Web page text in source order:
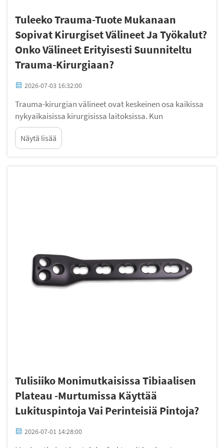
Tuleeko Trauma-Tuote Mukanaan
Sopivat Kirurgiset Välineet Ja Työkalut?
Onko Välineet Erityisesti Suunniteltu
Trauma-Kirurgiaan?
2026-07-03 16:32:00
Trauma-kirurgian välineet ovat keskeinen osa kaikissa
nykyaikaisissa kirurgisissa laitoksissa. Kun
terveydenhuollon ammattilaiset investoivat trauma-
kirurgian välineisiin, he odottavat täydellistä ja
yhtenäistä järjestelmää, joka toimii moitteettomasti
Näytä lisää
Tulisiiko Monimutkaisissa Tibiaalisen
Plateau -murtumissa Käyttää
Lukituspintoja Vai Perinteisiä Pintoja?
2026-07-01 14:28:00